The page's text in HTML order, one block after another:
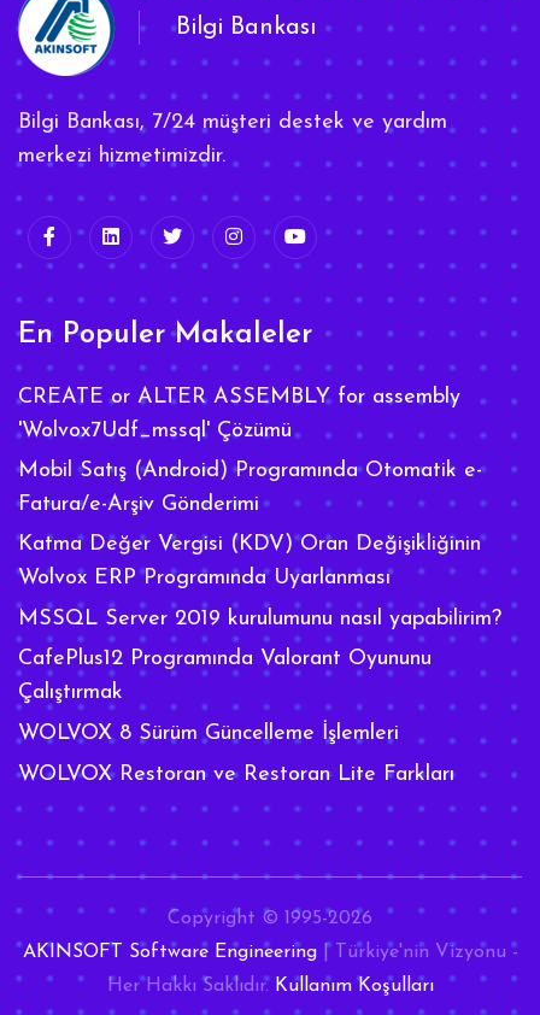
Bilgi Bankası
Bilgi Bankası, 7/24 müşteri destek ve yardım
merkezi hizmetimizdir.
En Populer Makaleler
CREATE or ALTER ASSEMBLY for assembly
'Wolvox7Udf_mssql' Çözümü
Mobil Satış (Android) Programında Otomatik e-
Fatura/e-Arşiv Gönderimi
Katma Değer Vergisi (KDV) Oran Değişikliğinin
Wolvox ERP Programında Uyarlanması
MSSQL Server 2019 kurulumunu nasıl yapabilirim?
CafePlus12 Programında Valorant Oyununu
Çalıştırmak
WOLVOX 8 Sürüm Güncelleme İşlemleri
WOLVOX Restoran ve Restoran Lite Farkları
Copyright © 1995-2026
AKINSOFT Software Engineering| Türkiye'nin Vizyonu -
Her Hakkı Saklıdır. Kullanım Koşulları